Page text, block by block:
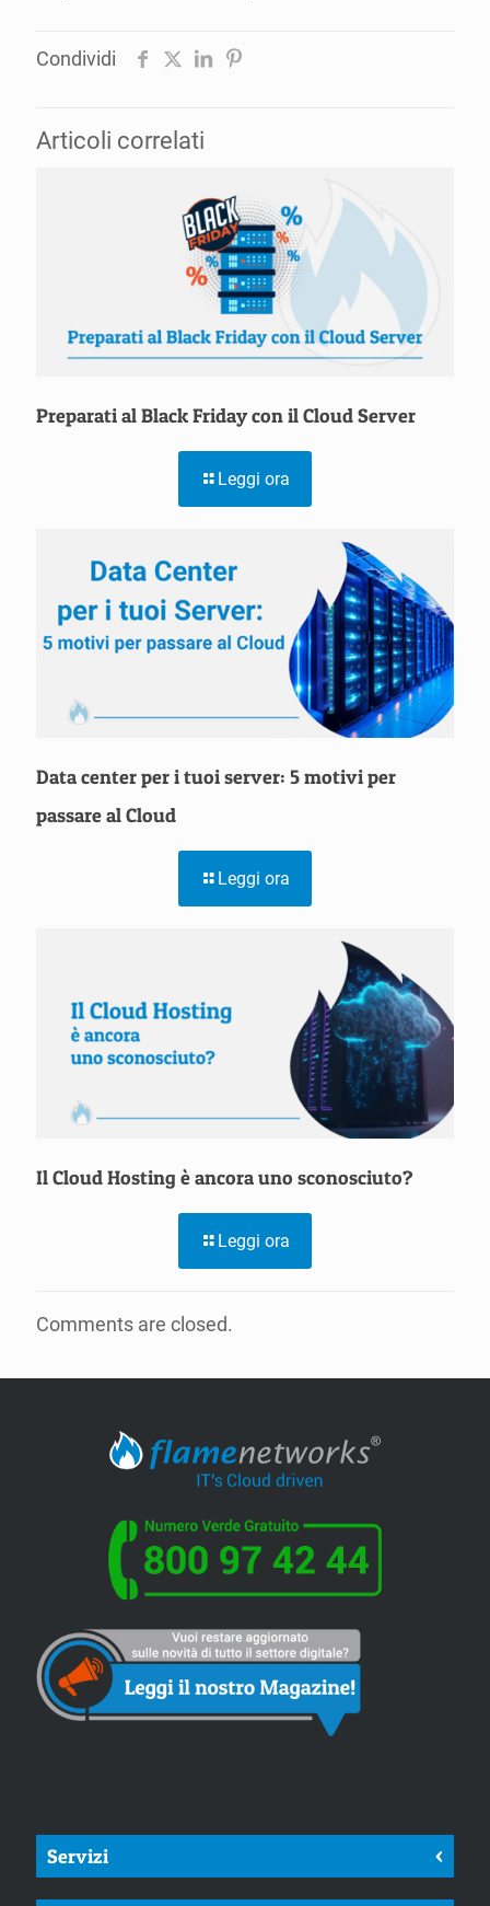
Condividi
Articoli correlati
Preparati al Black Friday con il Cloud Server
Leggi ora
Data center per i tuoi server: 5 motivi per
passare al Cloud
Leggi ora
Il Cloud Hosting è ancora uno sconosciuto?
Leggi ora
Comments are closed.
Servizi <